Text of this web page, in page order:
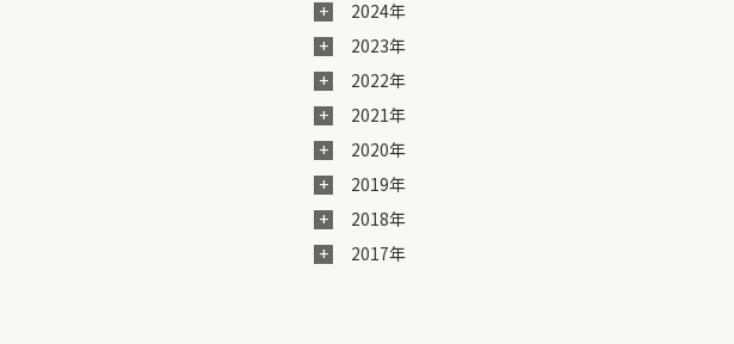
2024年
2023年
2022年
2021年
2020年
2019年
2018年
2017年